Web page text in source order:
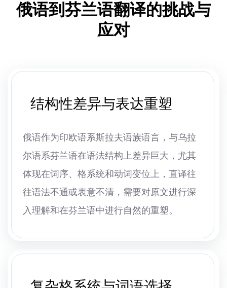
俄语到芬兰语翻译的挑战与
应对
结构性差异与表达重塑
俄语作为印欧语系斯拉夫语族语言，与乌拉
尔语系芬兰语在语法结构上差异巨大，尤其
体现在词序、格系统和动词变位上，直译往
往语法不通或表意不清，需要对原文进行深
入理解和在芬兰语中进行自然的重塑。